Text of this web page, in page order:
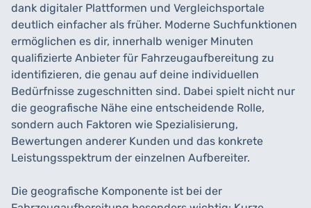
dank digitaler Plattformen und Vergleichsportale
deutlich einfacher als früher. Moderne Suchfunktionen
ermöglichen es dir, innerhalb weniger Minuten
qualifizierte Anbieter für Fahrzeugaufbereitung zu
identifizieren, die genau auf deine individuellen
Bedürfnisse zugeschnitten sind. Dabei spielt nicht nur
die geografische Nähe eine entscheidende Rolle,
sondern auch Faktoren wie Spezialisierung,
Bewertungen anderer Kunden und das konkrete
Leistungsspektrum der einzelnen Aufbereiter.
Die geografische Komponente ist bei der